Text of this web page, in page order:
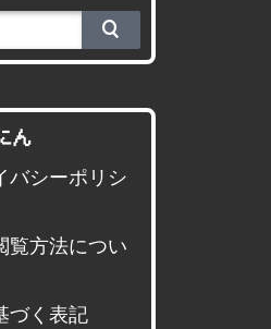
ん
バシーポリシ
覧方法につい
づく表記